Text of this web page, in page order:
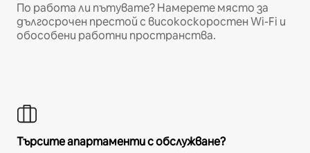
По работа ли пътувате? Намерете място за
дългосрочен престой с високоскоростен Wi-Fi и
обособени работни пространства.
Търсите апартаменти с обслужване?